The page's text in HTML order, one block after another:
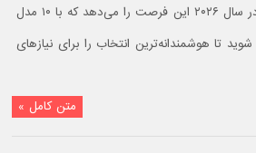
راهنمای خرید گوشی تاشو در سال ۲۰۲۶ این فرصت را می‌دهد که با ۱۰ مدل
شوید تا هوشمندانه‌ترین انتخاب را برای نیازهای
متن کامل »